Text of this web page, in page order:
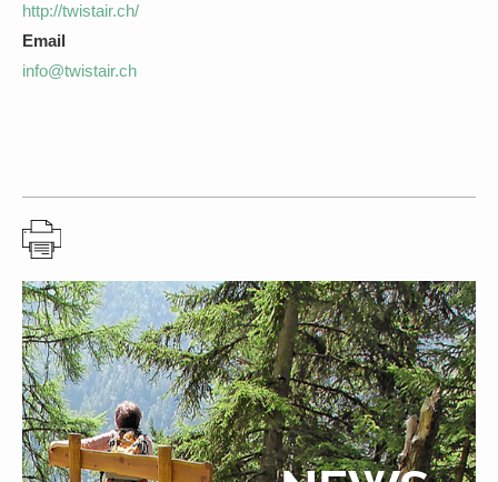
http://twistair.ch/
Email
info@twistair.ch